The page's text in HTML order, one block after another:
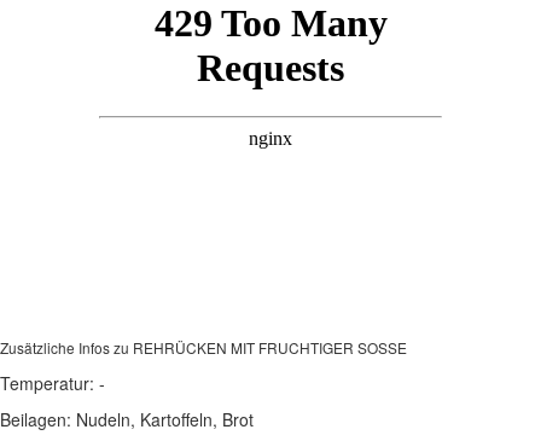
Zusätzliche Infos zu REHRÜCKEN MIT FRUCHTIGER SOSSE
Temperatur: -
Beilagen: Nudeln, Kartoffeln, Brot